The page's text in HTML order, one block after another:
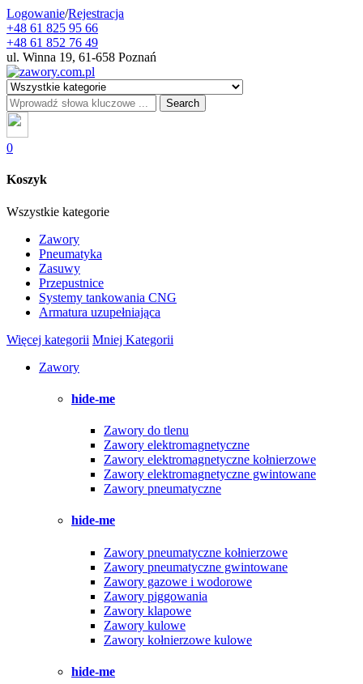
Logowanie/Rejestracja
+48 61 825 95 66
+48 61 852 76 49
ul. Winna 19, 61-658 Poznań
Search
0
Koszyk
Wszystkie kategorie
Zawory
Pneumatyka
Zasuwy
Przepustnice
Systemy tankowania CNG
Armatura uzupełniająca
Więcej kategorii Mniej Kategorii
Zawory
hide-me
Zawory do tlenu
Zawory elektromagnetyczne
Zawory elektromagnetyczne kołnierzowe
Zawory elektromagnetyczne gwintowane
Zawory pneumatyczne
hide-me
Zawory pneumatyczne kołnierzowe
Zawory pneumatyczne gwintowane
Zawory gazowe i wodorowe
Zawory piggowania
Zawory klapowe
Zawory kulowe
Zawory kołnierzowe kulowe
hide-me